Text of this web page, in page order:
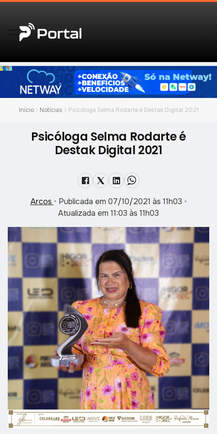
Início Notícias Psicóloga Selma Rodarte é Destak Digital 2021
Psicóloga Selma Rodarte é
Destak Digital 2021
Arcos • Publicada em 07/10/2021 às 11h03 •
Atualizada em 11:03 às 11h03